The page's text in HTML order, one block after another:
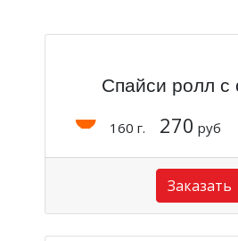
Спайси ролл с
160 г. 270 руб
Заказать